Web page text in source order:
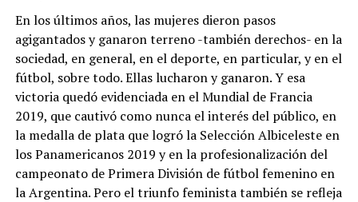
En los últimos años, las mujeres dieron pasos
agigantados y ganaron terreno -también derechos- en la
sociedad, en general, en el deporte, en particular, y en el
fútbol, sobre todo. Ellas lucharon y ganaron. Y esa
victoria quedó evidenciada en el Mundial de Francia
2019, que cautivó como nunca el interés del público, en
la medalla de plata que logró la Selección Albiceleste en
los Panamericanos 2019 y en la profesionalización del
campeonato de Primera División de fútbol femenino en
la Argentina. Pero el triunfo feminista también se refleja